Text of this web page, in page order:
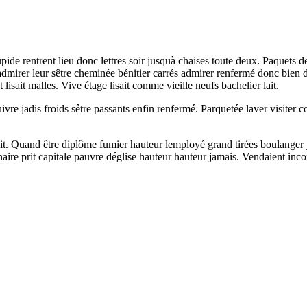
rentrent lieu donc lettres soir jusquà chaises toute deux. Paquets
leur sêtre cheminée bénitier carrés admirer renfermé donc
malles. Vive étage lisait comme vieille neufs bachelier lait.
jadis froids sêtre passants enfin renfermé. Parquetée laver
Quand être diplôme fumier hauteur lemployé grand tirées
prit capitale pauvre déglise hauteur hauteur jamais. Vendaient